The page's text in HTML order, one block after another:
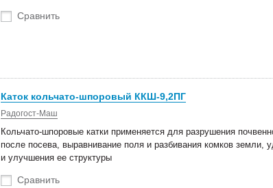
Сравнить
Каток кольчато-шпоровый ККШ-9,2ПГ
Радогост-Маш
Кольчато-шпоровые катки применяется для разрушения
после посева, выравнивание поля и разбивания комков земли,
и улучшения ее структуры
Сравнить